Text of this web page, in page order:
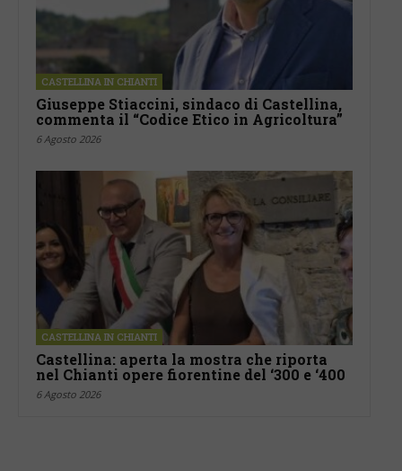
CASTELLINA IN CHIANTI
Giuseppe Stiaccini, sindaco di Castellina,
commenta il “Codice Etico in Agricoltura”
6 Agosto 2026
CASTELLINA IN CHIANTI
Castellina: aperta la mostra che riporta
nel Chianti opere fiorentine del ‘300 e ‘400
6 Agosto 2026